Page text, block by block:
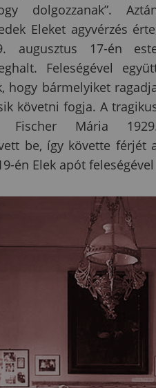
dolgozzanak”.
Eleket agyvérzés
augusztus 17-én
Feleségével
hogy bármelyiket
követni fogja. A
Fischer Mária
be, így követte férjét
én Elek apót